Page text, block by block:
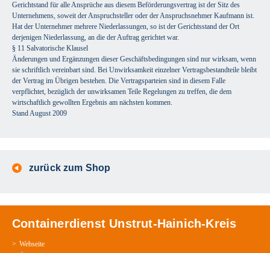
Gerichtstand für alle Ansprüche aus diesem Beförderungsvertrag ist der Sitz des
Unternehmens, soweit der Anspruchsteller oder der Anspruchsnehmer Kaufmann ist.
Hat der Unternehmer mehrere Niederlassungen, so ist der Gerichtsstand der Ort
derjenigen Niederlassung, an die der Auftrag gerichtet war.
§ 11 Salvatorische Klausel
Änderungen und Ergänzungen dieser Geschäftsbedingungen sind nur wirksam, wenn
sie schriftlich vereinbart sind. Bei Unwirksamkeit einzelner Vertragsbestandteile bleibt
der Vertrag im Übrigen bestehen. Die Vertragsparteien sind in diesem Falle
verpflichtet, bezüglich der unwirksamen Teile Regelungen zu treffen, die dem
wirtschaftlich gewollten Ergebnis am nächsten kommen.
Stand August 2009
zurück zum Shop
Containerdienst Unstrut-Hainich-Kreis
Webseite